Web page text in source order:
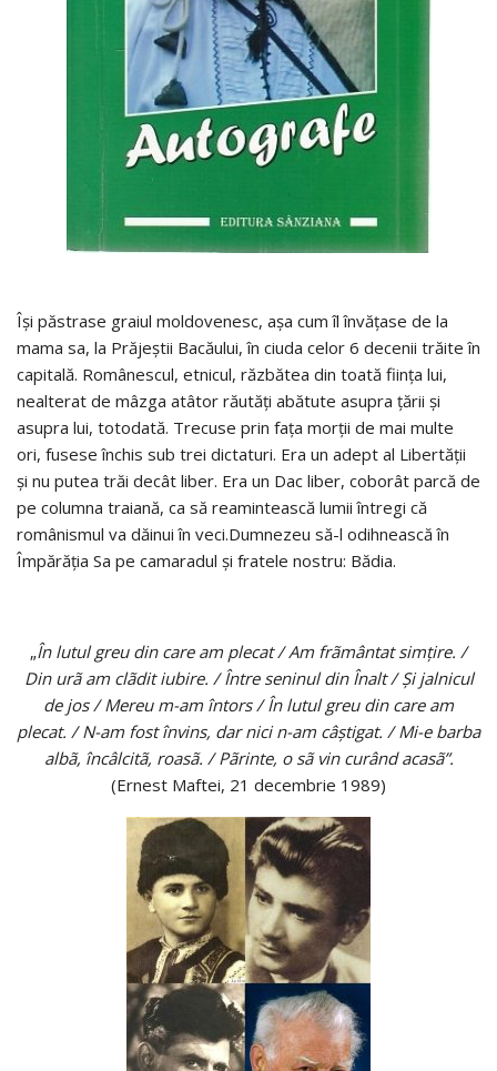
Îşi păstrase graiul moldovenesc, aşa cum îl învăţase de la
mama sa, la Prăjeştii Bacăului, în ciuda celor 6 decenii trăite în
capitală. Românescul, etnicul, răzbătea din toată fiinţa lui,
nealterat de mâzga atâtor răutăţi abătute asupra ţării şi
asupra lui, totodată. Trecuse prin faţa morţii de mai multe
ori, fusese închis sub trei dictaturi. Era un adept al Libertăţii
şi nu putea trăi decât liber. Era un Dac liber, coborât parcă de
pe columna traiană, ca să reamintească lumii întregi că
românismul va dăinui în veci.Dumnezeu să-l odihnească în
Împărăţia Sa pe camaradul și fratele nostru: Bădia.
„În lutul greu din care am plecat / Am frãmântat simţire. /
Din urã am clãdit iubire. / Între seninul din Înalt / Şi jalnicul
de jos / Mereu m-am întors / În lutul greu din care am
plecat. / N-am fost învins, dar nici n-am câştigat. / Mi-e barba
albã, încâlcitã, roasã. / Pãrinte, o sã vin curând acasã”.
(Ernest Maftei, 21 decembrie 1989)